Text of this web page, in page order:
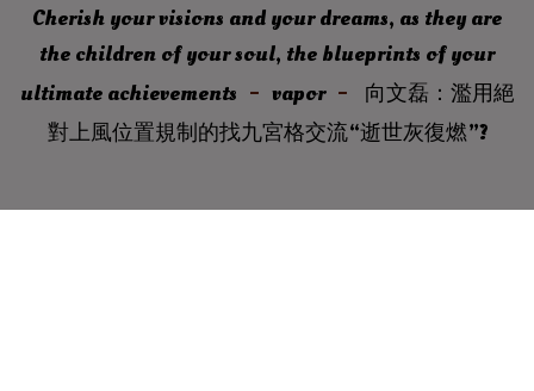
Cherish your visions and your dreams, as they are
the children of your soul, the blueprints of your
ultimate achievements
vapor
向文磊：濫用絕
對上風位置規制的找九宮格交流“逝世灰復燃”?